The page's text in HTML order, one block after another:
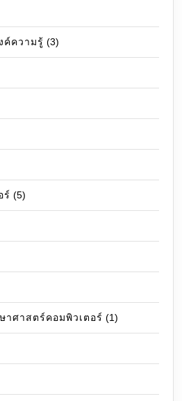
ค์ความรู้ (3)
ร์ (5)
าศาสตร์คอมพิวเตอร์ (1)